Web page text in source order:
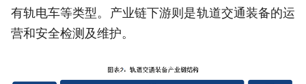
有轨电车等类型。产业链下游则是轨道交通装备的运
营和安全检测及维护。